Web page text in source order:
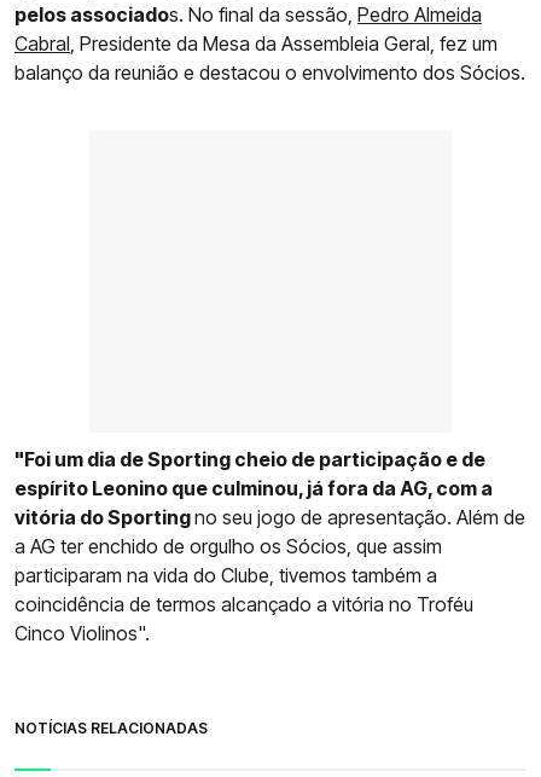
pelos associados. No final da sessão, Pedro Almeida
Cabral , Presidente da Mesa da Assembleia Geral, fez um
balanço da reunião e destacou o envolvimento dos Sócios.
"Foi um dia de Sporting cheio de participação e de
espírito Leonino que culminou, já fora da AG, com a
vitória do Sportingno seu jogo de apresentação. Além de
a AG ter enchido de orgulho os Sócios, que assim
participaram na vida do Clube, tivemos também a
coincidência de termos alcançado a vitória no Troféu
Cinco Violinos".
NOTÍCIAS RELACIONADAS